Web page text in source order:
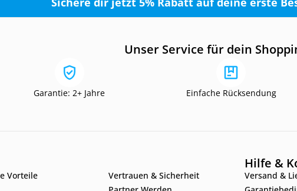
Unser Service für dein
Garantie: 2+ Jahre Einfache Rücksendung
Vorteile
Vertrauen & Sicherheit
Hilfe &
Versand &